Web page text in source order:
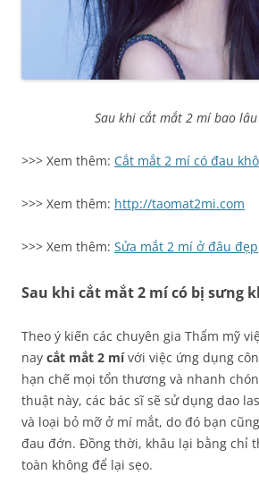
Sau khi cắt mắt 2 mí bao lâu
>>> Xem thêm: Cắt mắt 2 mí có đau
>>> Xem thêm: http://taomat2mi.com
>>> Xem thêm: Sửa mắt 2 mí ở đâu đẹp
Sau khi cắt mắt 2 mí có bị sưng
Theo ý kiến các chuyên gia Thẩm mỹ
nay cắt mắt 2 mívới việc ứng dụng
hạn chế mọi tổn thương và nhanh
thuật này, các bác sĩ sẽ sử dụng dao
và loại bỏ mỡ ở mí mắt, do đó bạn
đau đớn. Đồng thời, khâu lại bằng chỉ
toàn không để lại sẹo.